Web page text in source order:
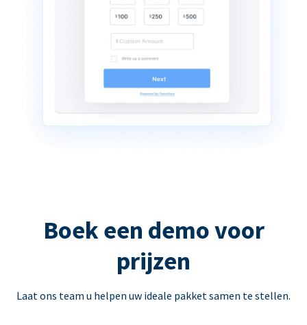
Boek een demo voor
prijzen
Laat ons team u helpen uw ideale pakket samen te stellen.